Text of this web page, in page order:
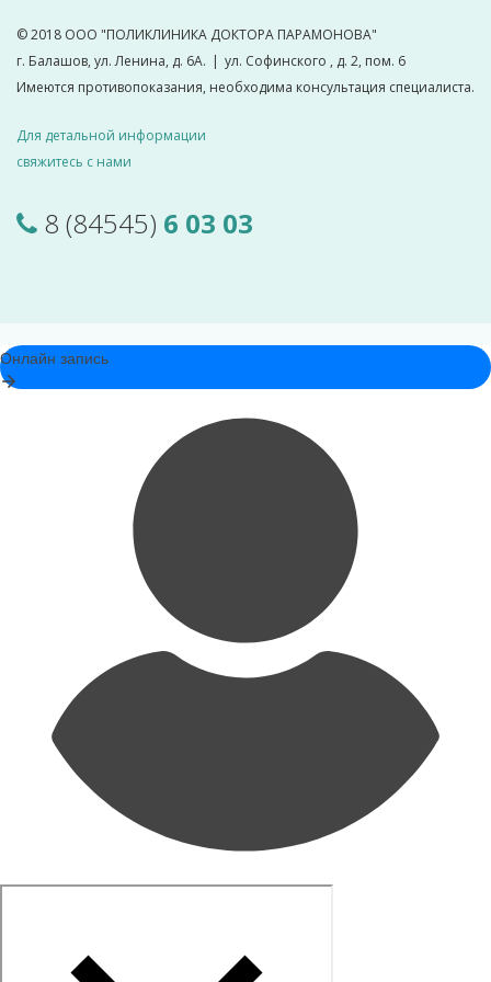
© 2018 ООО "ПОЛИКЛИНИКА ДОКТОРА ПАРАМОНОВА"
г. Балашов, ул. Ленина, д. 6А. | ул. Софинского , д. 2, пом. 6
Имеются противопоказания, необходима консультация специалиста.
Для детальной информации
свяжитесь с нами
8 (84545) 6 03 03